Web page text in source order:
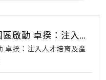
啟動 卓揆：注入人
家科技向上發展
卓揆：注入人才培育及產